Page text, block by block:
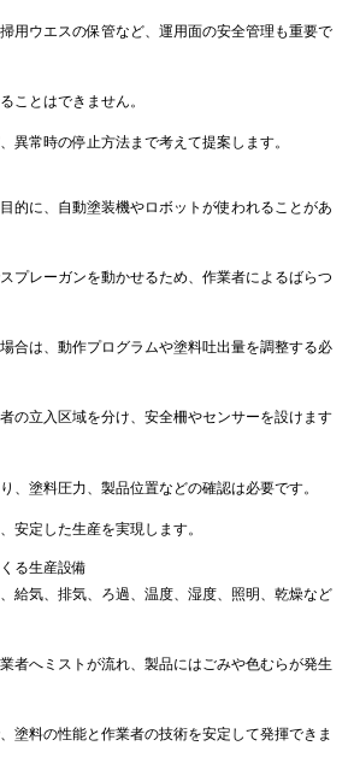
用ウエスの保管など、運用面の安全管理も重要で
ことはできません。
異常時の停止方法まで考えて提案します。
的に、自動塗装機やロボットが使われることがあ
プレーガンを動かせるため、作業者によるばらつ
合は、動作プログラムや塗料吐出量を調整する必
の立入区域を分け、安全柵やセンサーを設けます
、塗料圧力、製品位置などの確認は必要です。
安定した生産を実現します。
る生産設備
給気、排気、ろ過、温度、湿度、照明、乾燥など
者へミストが流れ、製品にはごみや色むらが発生
塗料の性能と作業者の技術を安定して発揮できま